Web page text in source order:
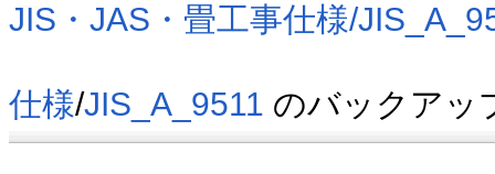
JIS・JAS・畳工事仕様​/
仕様/JIS_A_9511 のバックアッ